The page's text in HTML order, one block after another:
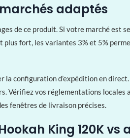
adaptés
de ce produit. Si votre marché est
plus fort, les variantes 3% et 5%
configuration d’expédition en
Vérifiez vos réglementations
fenêtres de livraison précises.
King 120K